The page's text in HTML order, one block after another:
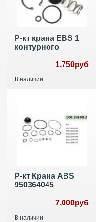
Р-кт крана EBS 1
контурного
1,750руб
В наличии
Р-кт Крана ABS
950364045
7,000руб
В наличии